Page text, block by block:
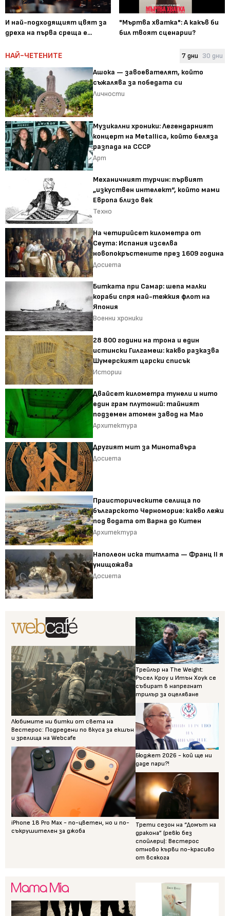
И най-подходящият цвят за
дреха на първа среща е...
"Мъртва хватка": А какъв би
бил твоят сценарии?
НАЙ-ЧЕТЕНИТЕ 7 дни 30 дни
Ашока — завоевателят, който
съжалява за победата си
Личности
Музикални хроники: Легендарният
концерт на Metallica, който беляза
разпада на СССР
Арт
Механичният турчин: първият
„изкуствен интелект“, който мами
Европа близо век
Техно
На четирийсет километра от
Сеута: Испания изселва
новопокръстените през 1609 година
Досиета
Битката при Самар: шепа малки
кораби спря най-тежкия флот на
Япония
Военни хроники
28 800 години на трона и един
истински Гилгамеш: какво разказва
Шумерският царски списък
Истории
Двайсет километра тунели и нито
един грам плутоний: тайният
подземен атомен завод на Мао
Архитектура
Другият мит за Минотавъра
Досиета
Праисторическите селища по
българското Черноморие: какво лежи
под водата от Варна до Китен
Архитектура
Наполеон иска титлата — Франц II я
унищожава
Досиета
Любимите ни битки от света на
Вестерос: Подредени по вкуса за екшън
и зрелища на Webcafe
iPhone 18 Pro Max - по-цветен, но и по-
съкрушителен за джоба
Трейлър на The Weight:
Ръсел Кроу и Итън Хоук се
събират в напрегнат
трилър за оцеляване
Бюджет 2026 - кой ще ни
даде пари?!
Трети сезон на “Домът на
дракона” (ревю без
спойлери): Вестерос
отново кърви по-красиво
от всякога